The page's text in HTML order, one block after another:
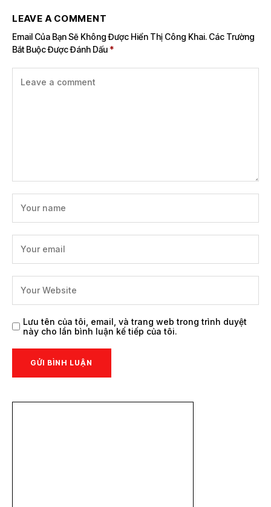
LEAVE A COMMENT
Email Của Bạn Sẽ Không Được Hiển Thị Công Khai. Các Trường
Bắt Buộc Được Đánh Dấu *
Lưu tên của tôi, email, và trang web trong trình duyệt
này cho lần bình luận kế tiếp của tôi.